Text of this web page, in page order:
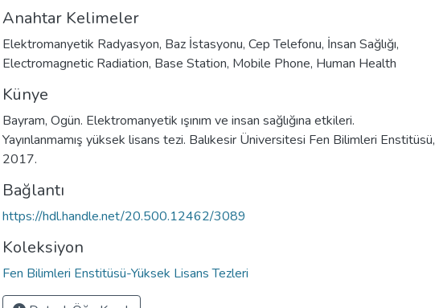
Anahtar Kelimeler
Elektromanyetik Radyasyon, Baz İstasyonu, Cep Telefonu, İnsan Sağlığı,
Electromagnetic Radiation, Base Station, Mobile Phone, Human Health
Künye
Bayram, Ogün. Elektromanyetik ışınım ve insan sağlığına etkileri.
Yayınlanmamış yüksek lisans tezi. Balıkesir Üniversitesi Fen Bilimleri Enstitüsü,
2017.
Bağlantı
https://hdl.handle.net/20.500.12462/3089
Koleksiyon
Fen Bilimleri Enstitüsü-Yüksek Lisans Tezleri